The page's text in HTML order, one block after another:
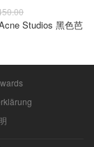
Studios 黑色芭